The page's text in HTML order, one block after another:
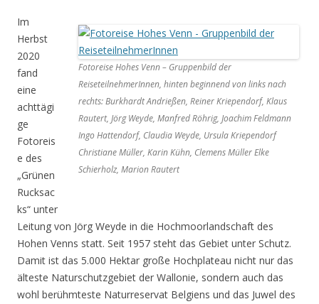
Fotoreise Hohes Venn – Gruppenbild der
ReiseteilnehmerInnen, hinten beginnend von links nach
rechts: Burkhardt Andrießen, Reiner Kriependorf, Klaus
Rautert, Jörg Weyde, Manfred Röhrig, Joachim Feldmann
Ingo Hattendorf, Claudia Weyde, Ursula Kriependorf
Christiane Müller, Karin Kühn, Clemens Müller Elke
Schierholz, Marion Rautert
Im
Herbst
2020
fand
eine
achttägi
ge
Fotoreis
e des
„Grünen
Rucksac
ks“ unter
Leitung von Jörg Weyde in die Hochmoorlandschaft des
Hohen Venns statt. Seit 1957 steht das Gebiet unter Schutz.
Damit ist das 5.000 Hektar große Hochplateau nicht nur das
älteste Naturschutzgebiet der Wallonie, sondern auch das
wohl berühmteste Naturreservat Belgiens und das Juwel des